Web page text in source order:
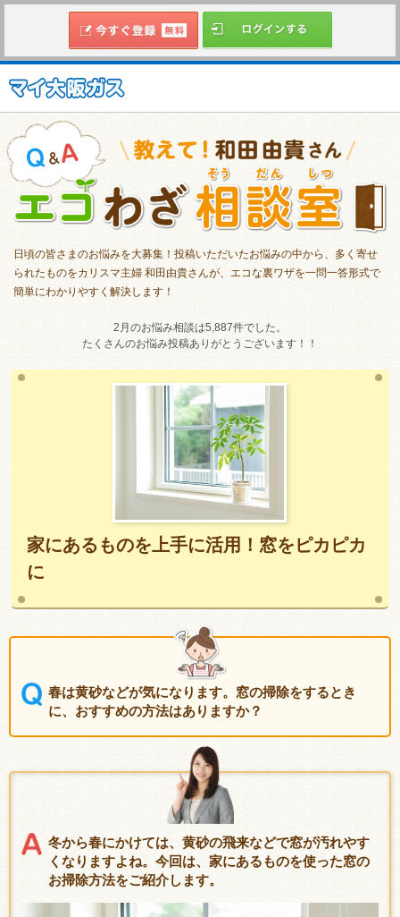
日頃の皆さまのお悩みを大募集！投稿いただいたお悩みの中から、多く寄せ
られたものをカリスマ主婦 和田由貴さんが、エコな裏ワザを一問一答形式で
簡単にわかりやすく解決します！
2月のお悩み相談は5,887件でした。
たくさんのお悩み投稿ありがとうございます！！
家にあるものを上手に活用！窓をピカピカ
に
春は黄砂などが気になります。窓の掃除をするとき
に、おすすめの方法はありますか？
冬から春にかけては、黄砂の飛来などで窓が汚れやす
くなりますよね。今回は、家にあるものを使った窓の
お掃除方法をご紹介します。